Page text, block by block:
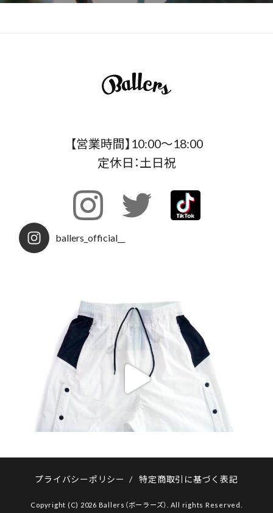
【営業時間】10:00〜18:00
定休日：土日祝
ballers_official__
プライバシーポリシー / 特定商取引に基づく表記
Copyright (C) 2026 Ballers（ボーラーズ）. All rights Reserved.